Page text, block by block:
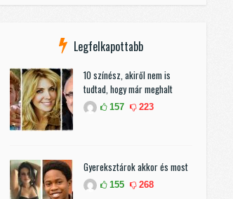
Legfelkapottabb
10 színész, akiről nem is
tudtad, hogy már meghalt
157 223
Gyereksztárok akkor és most
155 268